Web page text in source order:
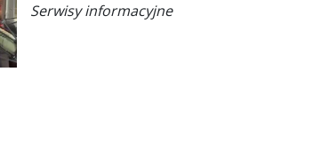
Serwisy informacyjne